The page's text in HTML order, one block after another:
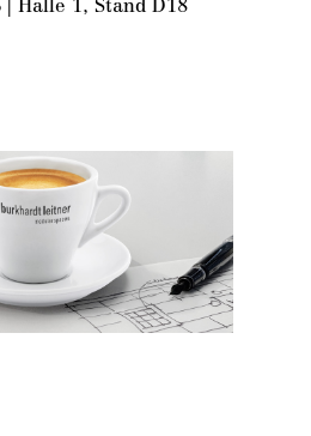
Halle 1, Stand D18